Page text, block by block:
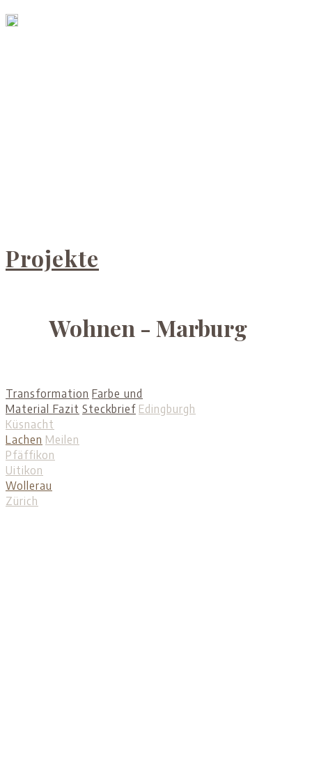
Projekte
Wohnen - Marburg
Transformation Farbe und
Material Fazit Steckbrief Edingburgh
Küsnacht
Lachen Meilen
Pfäffikon
Uitikon
Wollerau
Zürich